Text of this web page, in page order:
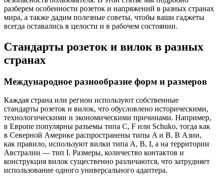
разберем особенности розеток и напряжений в разных странах
мира, а также дадим полезные советы, чтобы ваши гаджеты
всегда оставались в целости и в рабочем состоянии.
Стандарты розеток и вилок в разных
странах
Международное разнообразие форм и размеров
Каждая страна или регион используют собственные
стандарты розеток и вилок, что обусловлено историческими,
технологическими и экономическими причинами. Например,
в Европе популярны разъемы типа C, F или Schuko, тогда как
в Северной Америке распространены типы A и B. В Азии,
как правило, используют вилки типа A, B, I, а на территории
Австралии — тип I. Размеры, количество контактов и
конструкция вилок существенно различаются, что затрудняет
использование одного универсального адаптера.